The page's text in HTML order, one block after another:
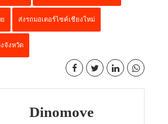
ส่งรถมอเตอร์ไซค์เชียงใหม่
จังหวัด
Dinomove